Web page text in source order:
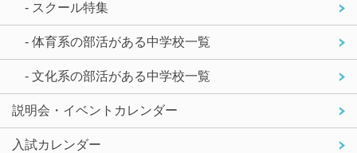
- スクール特集
- 体育系の部活がある中学校一覧
- 文化系の部活がある中学校一覧
説明会・イベントカレンダー
入試カレンダー